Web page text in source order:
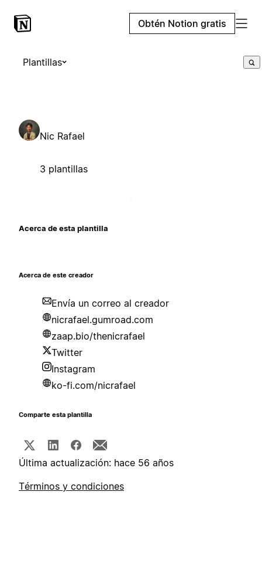
Obtén Notion gratis
Plantillas
Nic Rafael
3 plantillas
Acerca de esta plantilla
Acerca de este creador
Envía un correo al creador
nicrafael.gumroad.com
zaap.bio/thenicrafael
Twitter
Instagram
ko-fi.com/nicrafael
Comparte esta plantilla
Última actualización: hace 56 años
Términos y condiciones